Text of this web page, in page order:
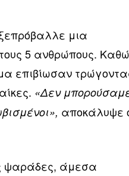
μια
5 ανθρώπους.
επιβίωσαν
«Δεν
αποκάλυψε
ψαράδες, άμεσα